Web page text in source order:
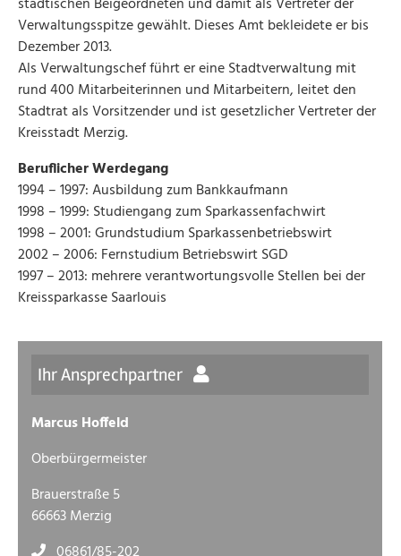
Verwaltungsspitze gewählt. Dieses Amt bekleidete er bis
Dezember 2013.
Als Verwaltungschef führt er eine Stadtverwaltung mit
rund 400 Mitarbeiterinnen und Mitarbeitern, leitet den
Stadtrat als Vorsitzender und ist gesetzlicher Vertreter der
Kreisstadt Merzig.
Beruflicher Werdegang
1994 – 1997: Ausbildung zum Bankkaufmann
1998 – 1999: Studiengang zum Sparkassenfachwirt
1998 – 2001: Grundstudium Sparkassenbetriebswirt
2002 – 2006: Fernstudium Betriebswirt SGD
1997 – 2013: mehrere verantwortungsvolle Stellen bei der
Kreissparkasse Saarlouis
Ihr Ansprechpartner
Marcus Hoffeld
Oberbürgermeister
Brauerstraße 5
66663 Merzig